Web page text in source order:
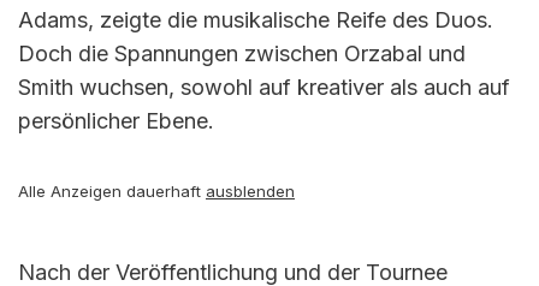
Adams, zeigte die musikalische Reife des Duos.
Doch die Spannungen zwischen Orzabal und
Smith wuchsen, sowohl auf kreativer als auch auf
persönlicher Ebene.
Alle Anzeigen dauerhaft ausblenden
Nach der Veröffentlichung und der Tournee